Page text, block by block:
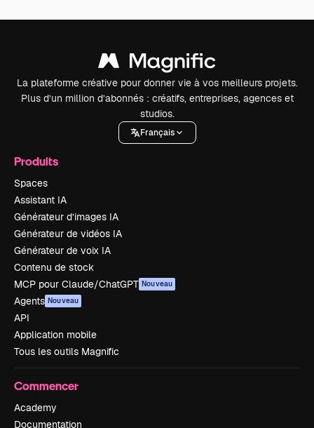
La plateforme créative pour donner vie à vos meilleurs projets.
Plus d’un million d’abonnés : créatifs, entreprises, agences et
studios.
Français
Produits
Spaces
Assistant IA
Générateur d’images IA
Générateur de vidéos IA
Générateur de voix IA
Contenu de stock
MCP pour Claude/ChatGPT Nouveau
Agents Nouveau
API
Application mobile
Tous les outils Magnific
Commencer
Academy
Documentation